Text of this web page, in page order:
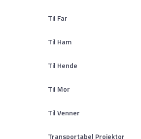
Til Far
Til Ham
Til Hende
Til Mor
Til Venner
Transportabel Projektor